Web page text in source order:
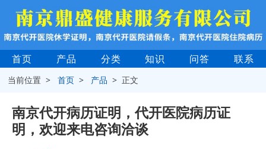
首页 产品 分类 知识 问答 联系
当前位置 >首页 > 产品 > 正文
南京代开病历证明，代开医院病历证
明，欢迎来电咨询洽谈